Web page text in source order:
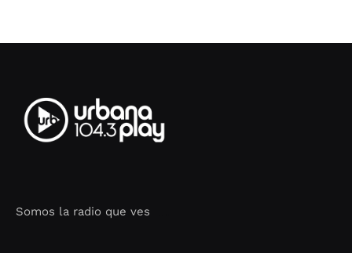
Somos la radio que ves